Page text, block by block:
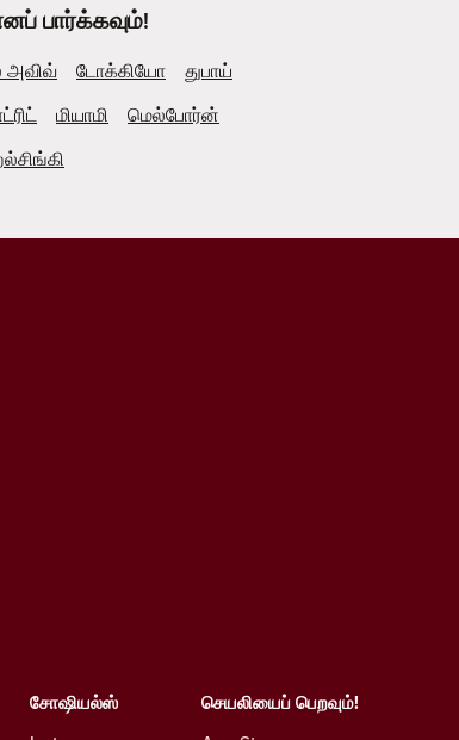
பார்க்கவும்!
அவிவ் டோக்கியோ
துபாய்
மியாமி
மெல்போர்ன்
சோஷியல்ஸ் செயலியைப் பெறவும்!